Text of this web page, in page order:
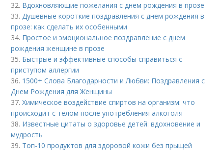
32. Вдохновляющие пожелания с днем рождения в прозе
33.Душевные короткие поздравления с днем рождения в
прозе: как сделать их особенными
34. Простое и эмоциональное поздравление с днем
рождения женщине в прозе
35. Быстрые и эффективные способы справиться с
приступом аллергии
36. 1500+ Слова Благодарности и Любви: Поздравления с
Днем Рождения для Женщины
37.Химическое воздействие спиртов на организм: что
происходит с телом после употребления алкоголя
38. Известные цитаты о здоровье детей: вдохновение и
мудрость
39. Топ-10 продуктов для здоровой кожи без прыщей